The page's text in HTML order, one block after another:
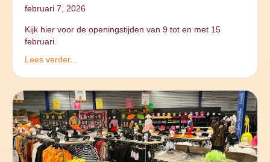
februari 7, 2026
Kijk hier voor de openingstijden van 9 tot en met 15
februari.
Lees verder...